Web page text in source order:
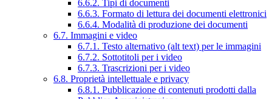
6.6.2. Tipi di documenti
6.6.3. Formato di lettura dei documenti elettronici
6.6.4. Modalità di produzione dei documenti
6.7. Immagini e video
6.7.1. Testo alternativo (alt text) per le immagini
6.7.2. Sottotitoli per i video
6.7.3. Trascrizioni per i video
6.8. Proprietà intellettuale e privacy
6.8.1. Pubblicazione di contenuti prodotti dalla